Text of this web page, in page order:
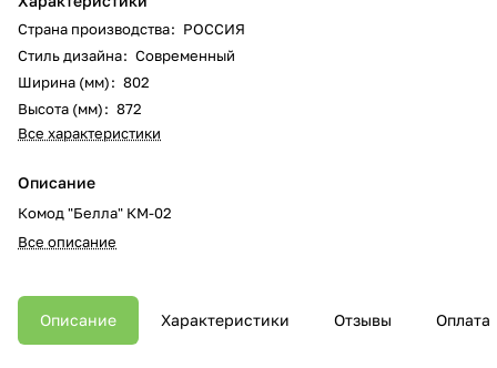
Страна производства: РОССИЯ
Стиль дизайна: Современный
Ширина (мм): 802
Высота (мм): 872
Все характеристики
Описание
Комод "Белла" КМ-02
Все описание
Описание Характеристики Отзывы Оплата